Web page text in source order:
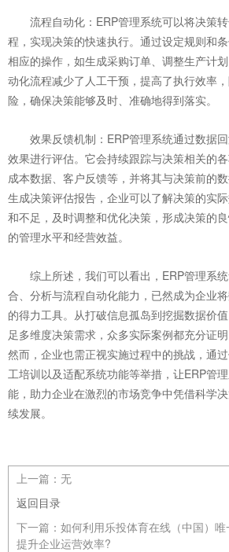
流程自动化：ERP管理系统可以将决策转
程，实现决策的快速执行。通过设定规则和
相应的操作，如生成采购订单、调整生产计
动化流程减少了人工干预，提高了执行效率
险，确保决策能够及时、准确地得到落实。
效果反馈机制：ERP管理系统通过数据回
效果进行评估。它会持续跟踪与决策相关的各
成本数据、客户反馈等，并将其与决策前的
生成决策评估报告，企业可以了解决策的实
和不足，及时调整和优化决策，形成决策的
的管理水平和经营效益。
综上所述，我们可以看出，ERP管理系统
合、分析与流程自动化能力，已然成为企业
的得力工具。从打破信息孤岛到挖掘数据价
足多维度决策需求，众多实际案例都充分证明
然而，企业也需正视实施过程中的挑战，通
工培训以及适配系统功能等举措，让ERP管
能，助力企业在激烈的市场竞争中凭借科学
续发展。
上一篇： 无
返回目录
下一篇： 如何利用乐投体育在线（中国）
提升企业运营效率?